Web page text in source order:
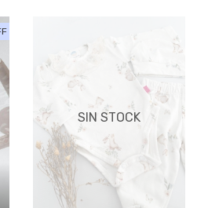
SIN STOCK